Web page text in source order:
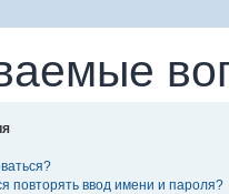
повторять ввод имени и пароля?